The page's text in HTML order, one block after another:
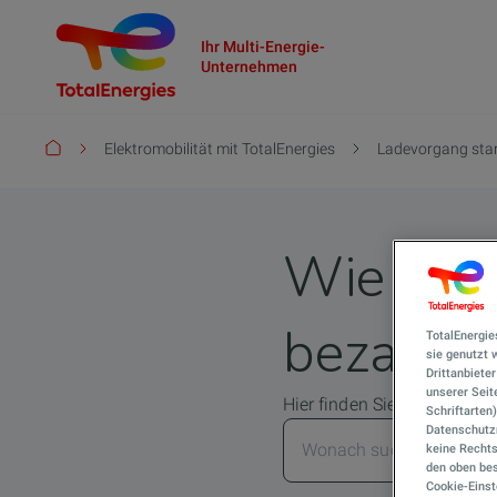
Ihr Multi-Energie-
Unternehmen
PfadnavigationElektromobilität mit TotalEnergies Ladevorgang
Wie
Hier finden Sie alle
sie genutzt
unserer
keine
den oben
Cookie-